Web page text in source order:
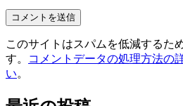
このサイトはスパムを低減するた
す。
コメントデータの処理方法の
い。